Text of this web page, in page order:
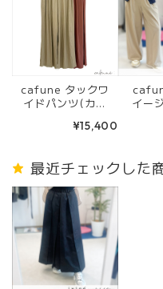
cafune タックワ
イドパンツ(カー
605¥15,400
イー
ン
最近チェックした